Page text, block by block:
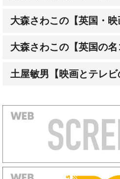
大森さわこの【英国・映
大森さわこの【英国の名
土屋敏男【映画とテレビ